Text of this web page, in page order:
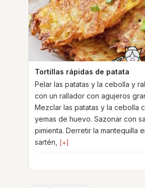
Tortillas rápidas de patata
Pelar las patatas y la cebolla y
con un rallador con agujeros
Mezclar las patatas y la cebolla
yemas de huevo. Sazonar con
pimienta. Derretir la mantequilla
sartén, [+]